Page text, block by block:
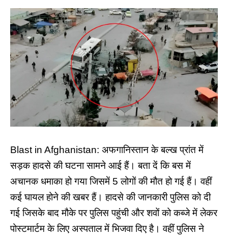
Blast in Afghanistan: अफगानिस्तान के बल्ख प्रांत में
सड़क हादसे की घटना सामने आई हैं। बता दें कि बस में
अचानकधमाकाहो गया जिसमें 5 लोगों की मौत हो गई हैं। वहीं
कई घायल होने की खबर हैं। हादसे की जानकारी पुलिस को दी
गई जिसके बाद मौके पर पुलिस पहुंची और शवों को कब्जे में लेकर
पोस्टमार्टम के लिए अस्पताल में भिजवा दिए है। वहीं पुलिस ने